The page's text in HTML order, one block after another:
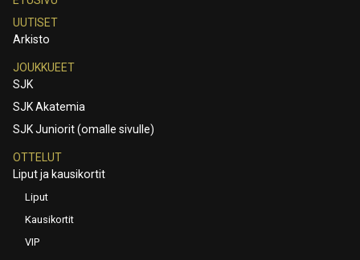
UUTISET
Arkisto
JOUKKUEET
SJK
SJK Akatemia
SJK Juniorit (omalle sivulle)
OTTELUT
Liput ja kausikortit
Liput
Kausikortit
VIP